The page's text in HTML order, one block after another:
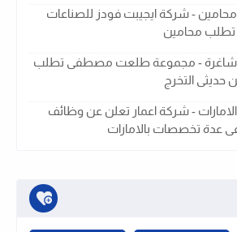
- شركة ايجيبت فودز للصناعات
تطلب محامين
- مجموعة طلعت مصطفى تطلب
حديثى التخرج
- شركة اعمار تعلن عن وظائف
عدة تخصصات بالامارات